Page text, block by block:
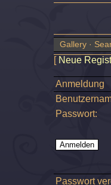
Gallery ·
[ Neue
Anmeldung
Passwort:
Passwort